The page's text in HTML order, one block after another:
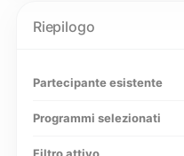
Riepilogo
Partecipante esistente
Programmi selezionati